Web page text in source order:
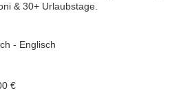
& 30+ Urlaubstage.
- Englisch
€